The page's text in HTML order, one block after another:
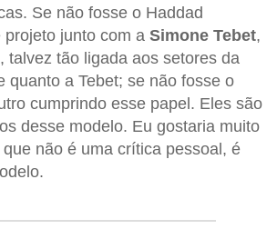
Se não fosse o Haddad
junto com a Simone Tebet,
talvez tão ligada aos setores da
quanto a Tebet; se não fosse o
cumprindo esse papel. Eles são
desse modelo. Eu gostaria muito
não é uma crítica pessoal, é